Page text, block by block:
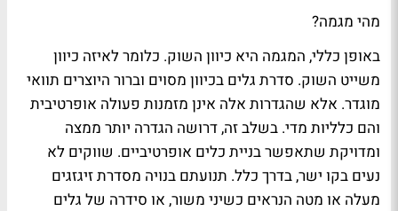
מהי מגמה?
באופן כללי, המגמה היא כיוון השוק. כלומר לאיזה כיוון
משייט השוק. סדרת גלים בכיוון מסוים וברור היוצרים תוואי
מוגדר. אלא שהגדרות אלה אינן מזמנות פעולה אופרטיבית
והם כלליות מדי. בשלב זה, דרושה הגדרה יותר ממצה
ומדויקת שתאפשר בניית כלים אופרטיביים. שווקים לא
נעים בקו ישר, בדרך כלל. תנועתם בנויה מסדרת זיגזגים
מעלה או מטה הנראים כשיני משור, או סידרה של גלים